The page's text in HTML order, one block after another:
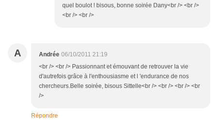
quel boulot ! bisous, bonne soirée Dany<br /> <br />
<br /> <br />
A Andrée 06/10/2011 21:19
<br /> <br /> Passionnant et émouvant de retrouver la vie
d'autrefois grâce à l'enthousiasme et l 'endurance de nos
chercheurs.Belle soirée, bisous Sittelle<br /> <br /> <br /> <br
/>
Répondre